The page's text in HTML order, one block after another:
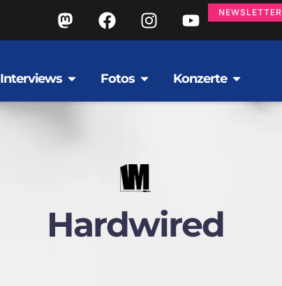
NEWSLETTER
Interviews Fotos Konzerte
Hardwired